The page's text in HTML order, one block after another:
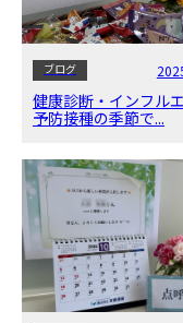
ブログ
健康診断・インフル
予防接種の季節で...